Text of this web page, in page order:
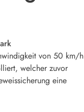
von 50 km/h
welcher zuvor
eine